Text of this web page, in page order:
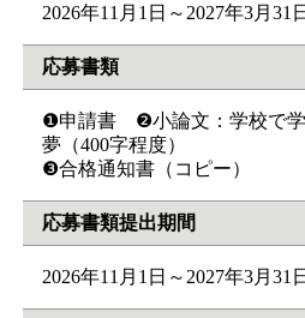
2026年11月1日～2027年3月31
応募書類
❶申請書 ❷小論文：学校で学
夢（400字程度）
❸合格通知書（コピー）
応募書類提出期間
2026年11月1日～2027年3月31